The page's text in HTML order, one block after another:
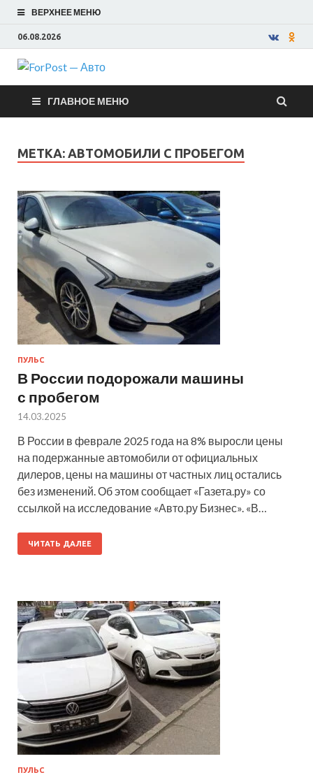
ВЕРХНЕЕ МЕНЮ
06.08.2026
ForPost —
Авто
ГЛАВНОЕ МЕНЮ
МЕТКА: АВТОМОБИЛИ С ПРОБЕГОМ
ПУЛЬС
В России подорожали машины
с пробегом
14.03.2025
В России в феврале 2025 года на 8% выросли цены
на подержанные автомобили от официальных
дилеров, цены на машины от частных лиц остались
без изменений. Об этом сообщает «Газета.ру» со
ссылкой на исследование «Авто.ру Бизнес». «В…
ЧИТАТЬ ДАЛЕЕ
ПУЛЬС